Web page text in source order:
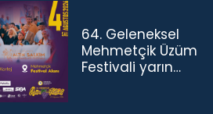
64. Geleneksel
Mehmetçik Üzüm
Festivali yarın